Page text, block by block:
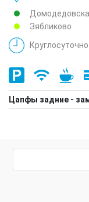
Зябликово
Круглосуточно
Цапфы задние -